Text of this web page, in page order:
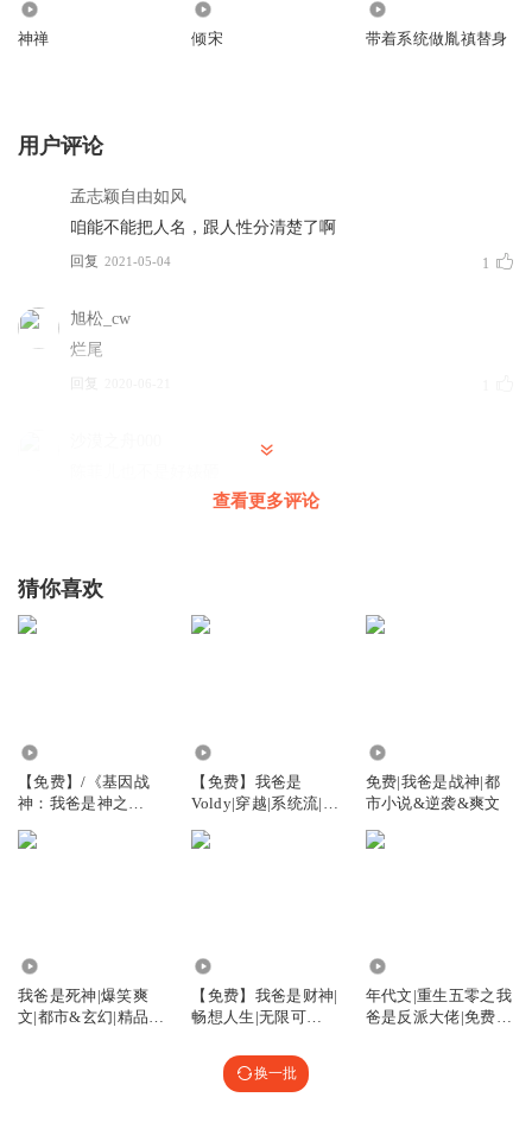
神禅 倾宋 带着系统做胤禛替身
用户评论
孟志颖自由如风
咱能不能把人名，跟人性分清楚了啊
回复 2021-05-04 1
旭松_cw
烂尾
回复
真烂尾
查看更多评论
猜你喜欢
【免费】/《基因战
神：我爸是神之
【免费】我爸是
Voldy|穿越|系统流|经
免费|我爸是战神|都
市小说&逆袭&爽文
我爸是死神|爆笑爽
文|都市&玄幻|精品多
【免费】我爸是财神|
畅想人生|无限可
年代文|重生五零之我
爸是反派大佬|免费有
换一批